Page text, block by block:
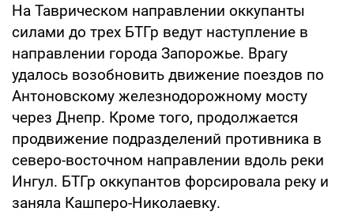
На Таврическом направлении оккупанты
силами до трех БТГр ведут наступление в
направлении города Запорожье. Врагу
удалось возобновить движение поездов по
Антоновскому железнодорожному мосту
через Днепр. Кроме того, продолжается
продвижение подразделений противника в
северо-восточном направлении вдоль реки
Ингул. БТГр оккупантов форсировала реку и
заняла Кашперо-Николаевку.